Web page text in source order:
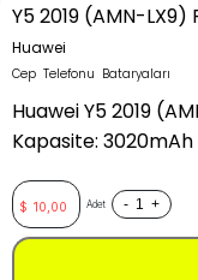
Y5 2019 (AMN-LX9)
Huawei
Cep Telefonu Bataryaları
Huawei Y5 2019
Kapasite: 3020mAh
$ 10,00 Adet - +